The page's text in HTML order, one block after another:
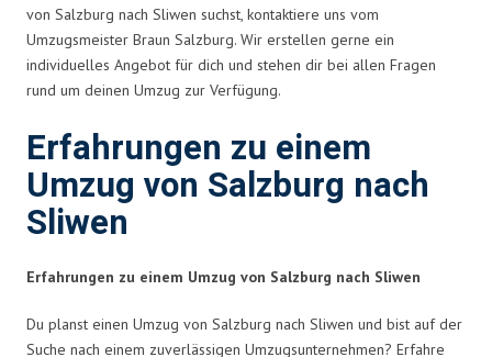
von Salzburg nach Sliwen suchst, kontaktiere uns vom
Umzugsmeister Braun Salzburg. Wir erstellen gerne ein
individuelles Angebot für dich und stehen dir bei allen Fragen
rund um deinen Umzug zur Verfügung.
Erfahrungen zu einem
Umzug von Salzburg nach
Sliwen
Erfahrungen zu einem Umzug von Salzburg nach Sliwen
Du planst einen Umzug von Salzburg nach Sliwen und bist auf der
Suche nach einem zuverlässigen Umzugsunternehmen? Erfahre